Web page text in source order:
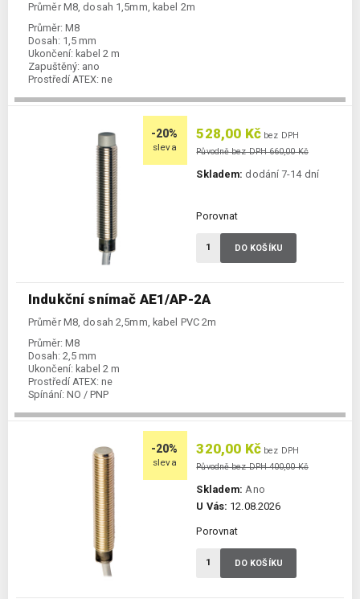
Průměr M8, dosah 1,5mm, kabel 2m
Průměr: M8
Dosah: 1,5 mm
Ukončení: kabel 2 m
Zapuštěný: ano
Prostředí ATEX: ne
-20%
sleva
Indukční snímač AE1/AP-2A
Průměr M8, dosah 2,5mm, kabel PVC 2m
Průměr: M8
Dosah: 2,5 mm
Ukončení: kabel 2 m
Prostředí ATEX: ne
Spínání: NO / PNP
528,00 Kč bez DPH
Původně bez DPH 660,00 Kč
Skladem: dodání 7-14 dní
Porovnat
DO KOŠÍKU
-20%
sleva
320,00 Kč bez DPH
Původně bez DPH 400,00 Kč
Skladem: Ano
U Vás: 12.08.2026
Porovnat
DO KOŠÍKU